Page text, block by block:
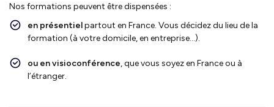
Nos formations peuvent être dispensées :
en présentielpartout en France. Vous décidez du lieu de la
formation (à votre domicile, en entreprise…).
ou en visioconférence, que vous soyez en France ou à
l’étranger.